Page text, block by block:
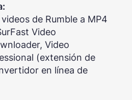
de Rumble a MP4
Video
Video
(extensión de
en línea de